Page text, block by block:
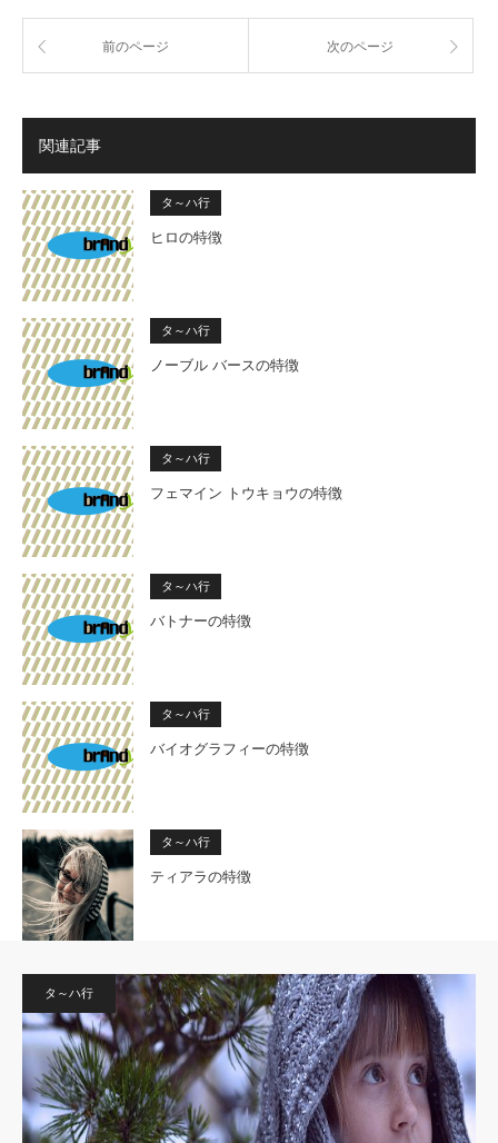
前のページ 次のページ
関連記事
タ～ハ行
ヒロの特徴
タ～ハ行
ノーブル バースの特徴
タ～ハ行
フェマイン トウキョウの特徴
タ～ハ行
バトナーの特徴
タ～ハ行
バイオグラフィーの特徴
タ～ハ行
ティアラの特徴
タ～ハ行